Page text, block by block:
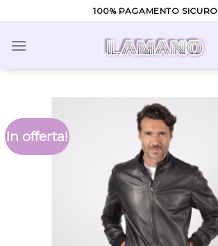
content
100% PAGAMENTO SICURO
In offerta!